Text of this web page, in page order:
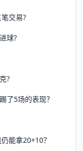
交易?
球?
?
了5场的表现？
能拿20+10？